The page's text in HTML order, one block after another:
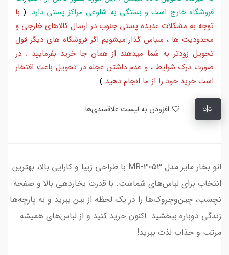
فروشگاه خارج است و بستگی به شلوغی مراکز پستی دارد.
(با
توجه به مشکلات عدیده پستی جنوب در ارسال کالاهای خارجی و
محدودیت ها ، سپاس گذار میشویم اگر فروشگاه های دیگر قول
تحویل زودتر به شما میدهند از همان جا خرید بفرمایید . در
صورت درک شرایط ، و عدم داشتن عجله در تحویل باعث افتخار
است خرید خود را از ما انجام دهید )
اتو بخار مایر مدل MR-3053 با طراحی زیبا و کارایی بالا، بهترین
انتخاب برای لباس‌های شماست. با قدرت بخاردهی بالا و صفحه
نچسب، چین‌وچروک‌ها را در یک لحظه از بین ببرید و به پارچه‌ها
زندگی دوباره ببخشید. اکنون خرید کنید و از لباس‌های همیشه
مرتب و جذاب لذت ببرید!